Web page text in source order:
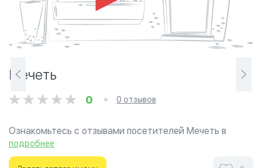
Мечеть
0 0 отзывов
Ознакомьтесь с отзывами посетителей Мечеть в
г.Бишкек на фотографиях и узнайте о часах работы.
Ваше духовное путешествие начинается здесь.
подробнее